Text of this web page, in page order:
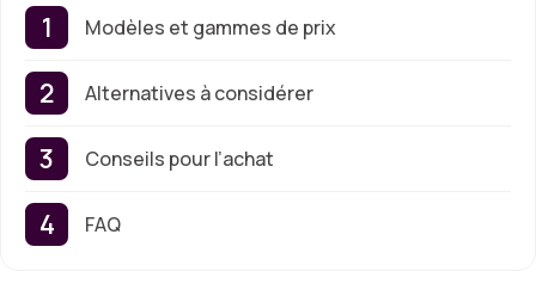
Modèles et gammes de prix
Alternatives à considérer
Conseils pour l’achat
FAQ